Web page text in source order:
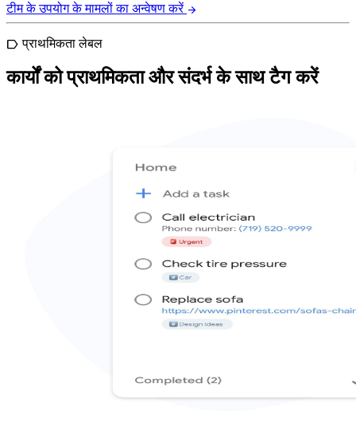
टीम के उपयोग के मामलों का अन्वेषण करें arrow_forward
label प्राथमिकता लेबल
कार्यों को प्राथमिकता और संदर्भ के साथ टैग करें